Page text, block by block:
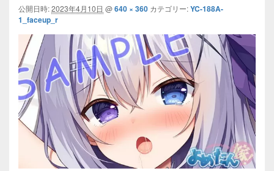
ビ
ー
シ
公開日時:2023年4月10日 @640 × 360 カテゴリー:YC-188A-
1_faceup_r